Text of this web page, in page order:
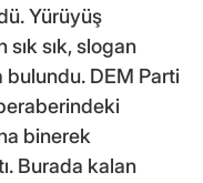
Yürüyüş
sık sık, slogan
bulundu. DEM Parti
binerek
Burada kalan